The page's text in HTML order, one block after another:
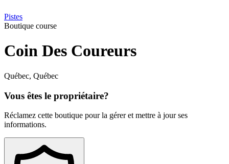
Pistes
Boutique course
Coin Des Coureurs
Québec, Québec
Vous êtes le propriétaire?
Réclamez cette boutique pour la gérer et mettre à jour ses
informations.